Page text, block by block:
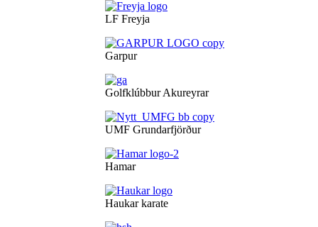
LF Freyja
Garpur
Golfklúbbur Akureyrar
UMF Grundarfjörður
Hamar
Haukar karate